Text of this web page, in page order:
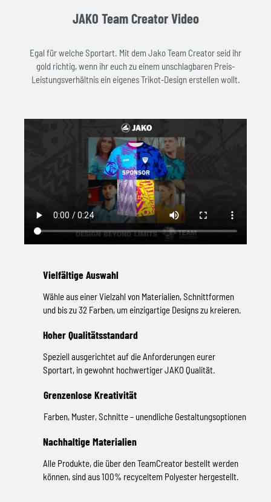
JAKO Team Creator Video
Egal für welche Sportart. Mit dem Jako Team Creator seid ihr
gold richtig, wenn ihr euch zu einem unschlagbaren Preis-
Leistungsverhältnis ein eigenes Trikot-Design erstellen wollt.
Vielfältige Auswahl
Wähle aus einer Vielzahl von Materialien, Schnittformen
und bis zu 32 Farben, um einzigartige Designs zu kreieren.
Hoher Qualitätsstandard
Speziell ausgerichtet auf die Anforderungen eurer
Sportart, in gewohnt hochwertiger JAKO Qualität.
Grenzenlose Kreativität
Farben, Muster, Schnitte – unendliche Gestaltungsoptionen
Nachhaltige Materialien
Alle Produkte, die über den TeamCreator bestellt werden
können, sind aus 100% recyceltem Polyester hergestellt.